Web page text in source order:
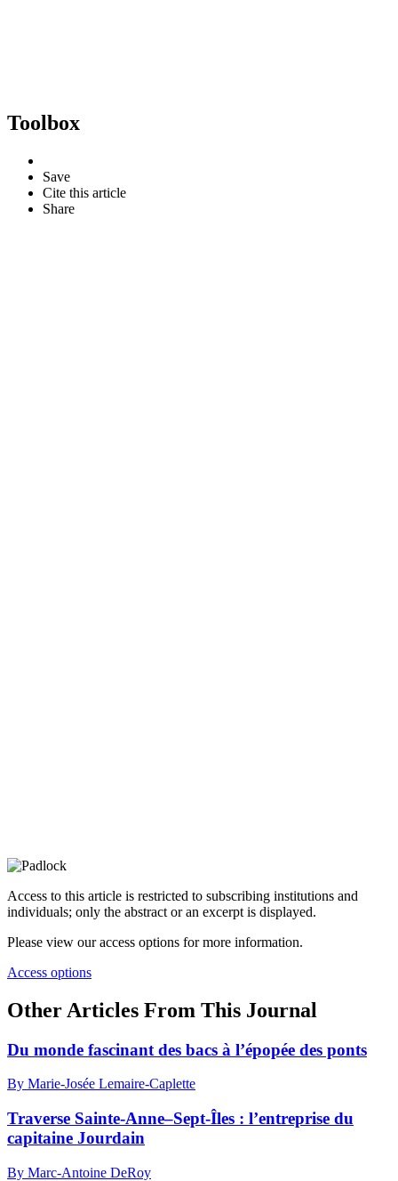
Toolbox
Save
Cite this article
Share
Access to this article is restricted to subscribing institutions and
individuals; only the abstract or an excerpt is displayed.
Please view our access options for more information.
Access options
Other Articles From This Journal
Du monde fascinant des bacs à l’épopée des ponts
By Marie-Josée Lemaire-Caplette
Traverse Sainte-Anne–Sept-Îles : l’entreprise du
capitaine Jourdain
By Marc-Antoine DeRoy